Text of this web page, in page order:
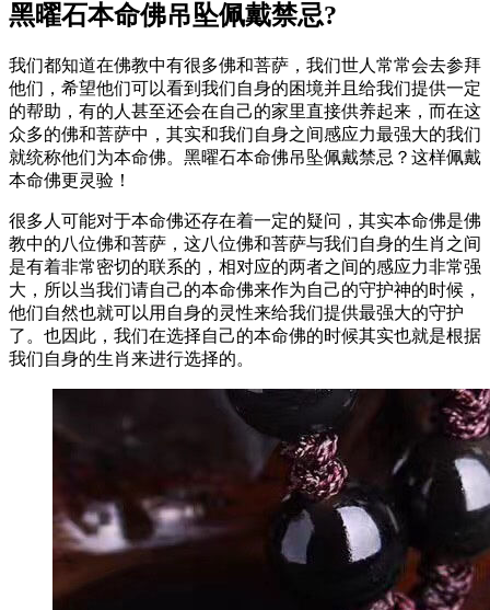
黑曜石本命佛吊坠佩戴禁忌?
我们都知道在佛教中有很多佛和菩萨，我们世人常常会去参拜
他们，希望他们可以看到我们自身的困境并且给我们提供一定
的帮助，有的人甚至还会在自己的家里直接供养起来，而在这
众多的佛和菩萨中，其实和我们自身之间感应力最强大的我们
就统称他们为本命佛。黑曜石本命佛吊坠佩戴禁忌？这样佩戴
本命佛更灵验！
很多人可能对于本命佛还存在着一定的疑问，其实本命佛是佛
教中的八位佛和菩萨，这八位佛和菩萨与我们自身的生肖之间
是有着非常密切的联系的，相对应的两者之间的感应力非常强
大，所以当我们请自己的本命佛来作为自己的守护神的时候，
他们自然也就可以用自身的灵性来给我们提供最强大的守护
了。也因此，我们在选择自己的本命佛的时候其实也就是根据
我们自身的生肖来进行选择的。